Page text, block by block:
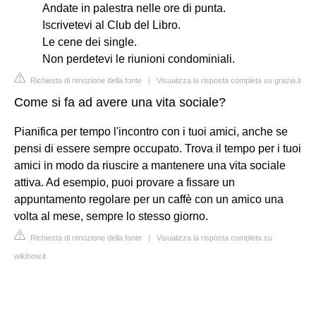
Andate in palestra nelle ore di punta.
Iscrivetevi al Club del Libro.
Le cene dei single.
Non perdetevi le riunioni condominiali.
Richiesta di rimozione della fonte | Visualizza la risposta completa su grazia.it
Come si fa ad avere una vita sociale?
Pianifica per tempo l'incontro con i tuoi amici, anche se
pensi di essere sempre occupato. Trova il tempo per i tuoi
amici in modo da riuscire a mantenere una vita sociale
attiva. Ad esempio, puoi provare a fissare un
appuntamento regolare per un caffè con un amico una
volta al mese, sempre lo stesso giorno.
Richiesta di rimozione della fonte | Visualizza la risposta completa su
wikihow.it